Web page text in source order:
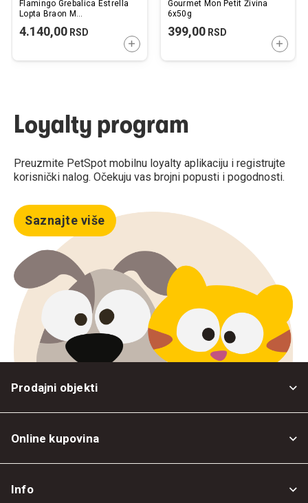
Flamingo Grebalica Estrella
Lopta Braon M
4.140,00 RSD
DODAJTE U KORPU
Gourmet Mon Petit Živina
6x50g
399,00RSD
Loyalty program
Preuzmite PetSpot mobilnu loyalty aplikaciju i registrujte
korisnički nalog. Očekuju vas brojni popusti i pogodnosti.
Saznajte više
Prodajni objekti
Online kupovina
Info